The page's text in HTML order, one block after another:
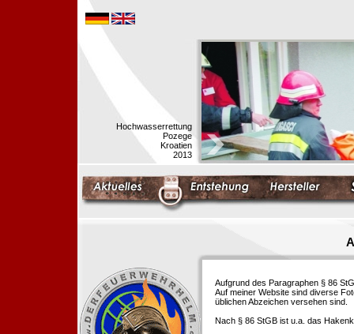
Hochwasserrettung
Pozege
Kroatien
2013
Aufgrund des Paragraphen § 86
Auf meiner Website sind diverse
üblichen Abzeichen versehen sind.
Nach § 86 StGB ist u.a. das